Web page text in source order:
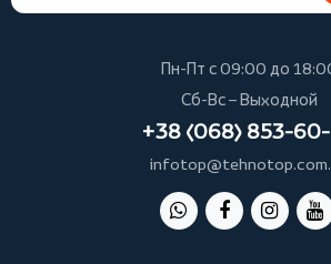
Пн-Пт с 09:00 до
Сб-Вс – Выходной
+38 (068) 853-